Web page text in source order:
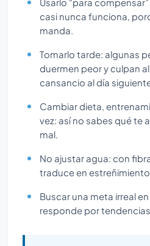
Usarlo “para
casi nunca funciona,
manda.
Tomarlo tarde: algunas
duermen peor y culpan
cansancio al día
Cambiar dieta,
vez: así no sabes qué te
mal.
No ajustar agua: con
traduce en
Buscar una meta irreal
responde por